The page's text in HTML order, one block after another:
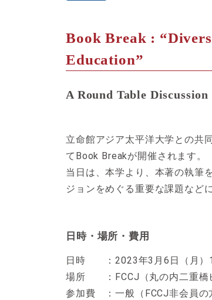
Book Break :
Education”
A Round Table
立命館アジア太平洋大学との共
てBook Breakが開催されます。
当日は、本学より、本著の執筆
ジョンをめぐる重要な課題など
日時・場所・費用
日時 ：2023年3月6日（月）
場所 ：FCCJ（丸の内二重橋
参加費 ：一般（FCCJ非会員